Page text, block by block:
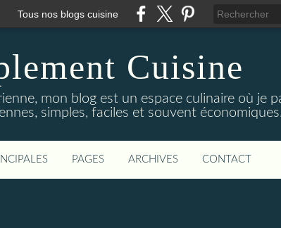
Tous nos blogs cuisine
Cuisine
mon blog est un espace culinaire où je
simples, faciles et souvent
PAGES ARCHIVES CONTACT